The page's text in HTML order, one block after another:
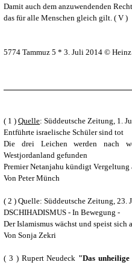
Damit auch dem anzuwendenden
das für alle Menschen gleich gilt. ( V )
5774 Tammuz 5 * 3. Juli 2014 ©
( 1 ) Quelle: Süddeutsche Zeitung, 1.
Entführte israelische Schüler sind tot
Die drei Leichen werden nach
Westjordanland gefunden
Premier Netanjahu kündigt Vergeltung
Von Peter Münch
( 2 ) Quelle: Süddeutsche Zeitung, 23.
DSCHIHADISMUS - In Bewegung -
Der Islamismus wächst und speist sich
Von Sonja Zekri
( 3 ) Rupert Neudeck "Das